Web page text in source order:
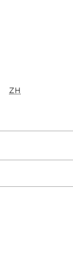
ZH